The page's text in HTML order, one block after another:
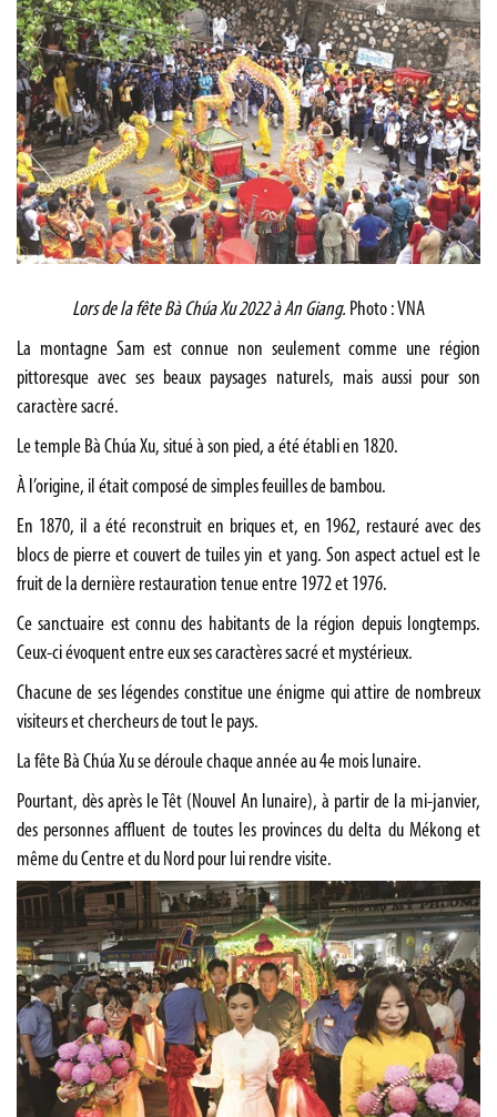
Lors de la fête Bà Chúa Xu 2022 à An Giang. Photo : VNA
La montagne Sam est connue non seulement comme une région
pittoresque avec ses beaux paysages naturels, mais aussi pour son
caractère sacré.
Le temple Bà Chúa Xu, situé à son pied, a été établi en 1820.
À l’origine, il était composé de simples feuilles de bambou.
En 1870, il a été reconstruit en briques et, en 1962, restauré avec des
blocs de pierre et couvert de tuiles yin et yang. Son aspect actuel est le
fruit de la dernière restauration tenue entre 1972 et 1976.
Ce sanctuaire est connu des habitants de la région depuis longtemps.
Ceux-ci évoquent entre eux ses caractères sacré et mystérieux.
Chacune de ses légendes constitue une énigme qui attire de nombreux
visiteurs et chercheurs de tout le pays.
La fête Bà Chúa Xu se déroule chaque année au 4e mois lunaire.
Pourtant, dès après le Têt (Nouvel An lunaire), à partir de la mi-janvier,
des personnes affluent de toutes les provinces du delta du Mékong et
même du Centre et du Nord pour lui rendre visite.